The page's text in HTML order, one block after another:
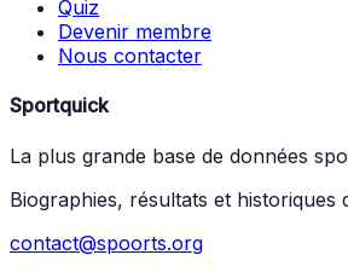
Quiz
Devenir membre
Nous contacter
Sportquick
La plus grande base de données
Biographies, résultats et historiques
contact@spoorts.org